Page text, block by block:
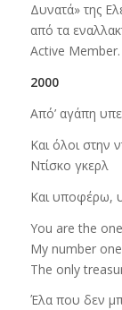
Δυνατά» της
από τα
Active Member.
2000
Από’ αγάπη
Και όλοι στην
Ντίσκο γκερλ
Και υποφέρω,
You are the one
My number one
The only
Έλα που δεν